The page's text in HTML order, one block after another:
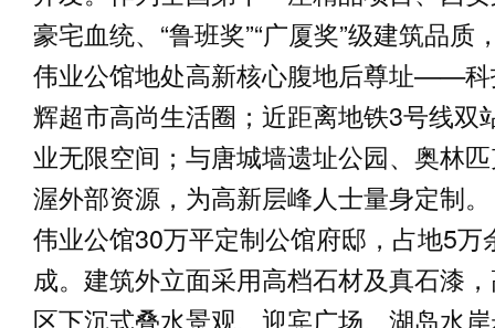
豪宅血统、“鲁班奖”“广厦奖”级建筑品
伟业公馆地处高新核心腹地后尊址——
辉超市高尚生活圈；近距离地铁3号线
业无限空间；与唐城墙遗址公园、奥林
渥外部资源，为高新层峰人士量身定制。
伟业公馆30万平定制公馆府邸，占地5
成。建筑外立面采用高档石材及真石漆
区下沉式叠水景观、迎宾广场、湖岛水